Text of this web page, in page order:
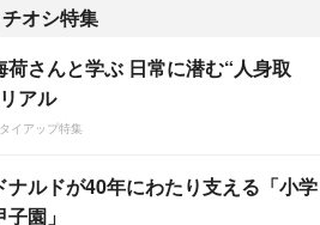
オシ特集
荷さんと学ぶ 日常に潜む“人身取
アル
イアップ特集
ナルドが40年にわたり支える「小学
園」